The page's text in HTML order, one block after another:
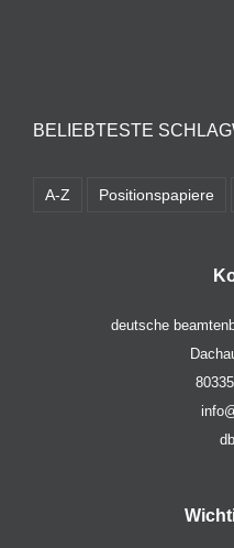
BELIEBTESTE
A-Z Positionspapiere
deutsche